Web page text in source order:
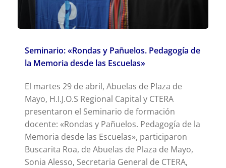
Seminario: «Rondas y Pañuelos. Pedagogía de
la Memoria desde las Escuelas»
El martes 29 de abril, Abuelas de Plaza de
Mayo, H.I.J.O.S Regional Capital y CTERA
presentaron el Seminario de formación
docente: «Rondas y Pañuelos. Pedagogía de la
Memoria desde las Escuelas», participaron
Buscarita Roa, de Abuelas de Plaza de Mayo,
Sonia Alesso, Secretaria General de CTERA,